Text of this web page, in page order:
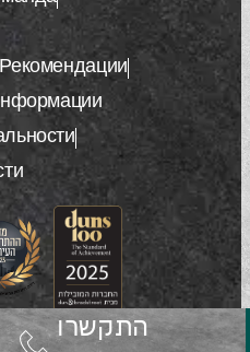
Рекомендации
התקשרו